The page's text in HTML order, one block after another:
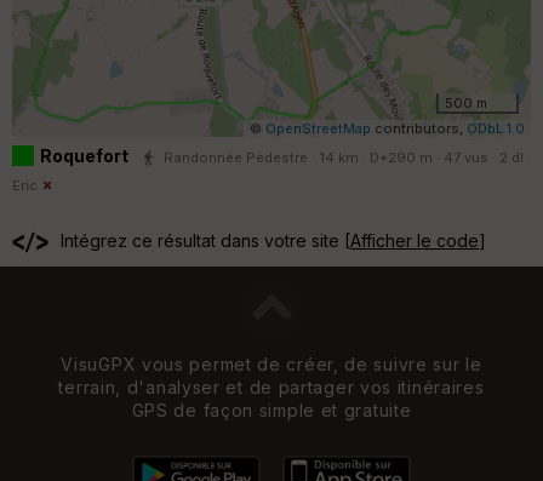
500 m
© OpenStreetMap contributors, ODbL 1.0
Roquefort
Randonnée Pédestre · 14 km · D+290 m · 47 vus · 2 dl ·
Eric
Intégrez ce résultat dans votre site [Afficher le code]
VisuGPX vous permet de créer, de suivre sur le
terrain, d'analyser et de partager vos itinéraires
GPS de façon simple et gratuite